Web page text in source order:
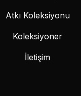
Atkı Koleksiyonu
Koleksiyoner
İletişim